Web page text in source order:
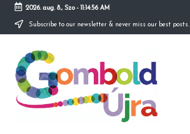
Skip
content
2026. aug. 8., Szo- 11:14:56 AM
Subscribe to our newsletter & never miss our best posts.